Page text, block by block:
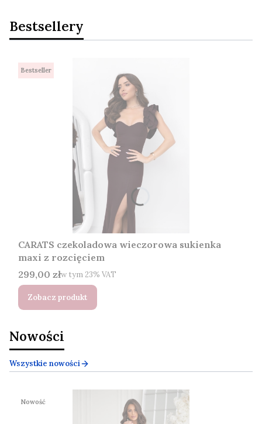
Bestsellery
Bestseller
CARATS czekoladowa wieczorowa sukienka
maxi z rozcięciem
Cena brutto
299,00 złw tym %s VAT
w tym 23% VAT
Zobacz produkt
Nowości
Wszystkie nowości
Nowość